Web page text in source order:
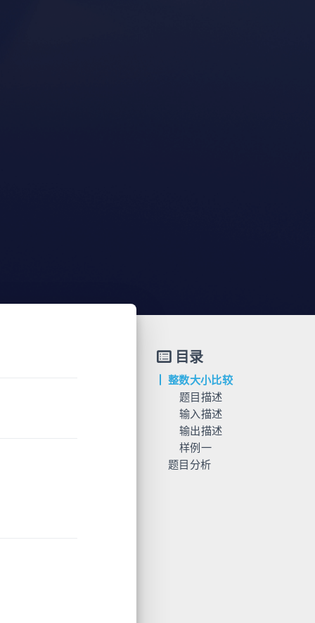
目录
整数大小比较
题目描述
输入描述
数据范围
输出描述
样例一
输入
题目分析